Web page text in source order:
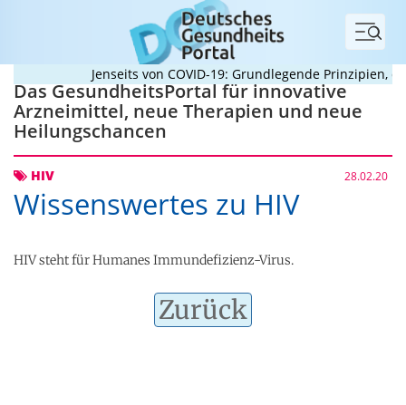
Menü
Jenseits von COVID-19: Grundlegende Prinzipien, die
Das GesundheitsPortal für innovative
Arzneimittel, neue Therapien und neue
Heilungschancen
28.02.20
HIV
Wissenswertes zu HIV
HIV steht für Humanes Immundefizienz-Virus.
Zurück